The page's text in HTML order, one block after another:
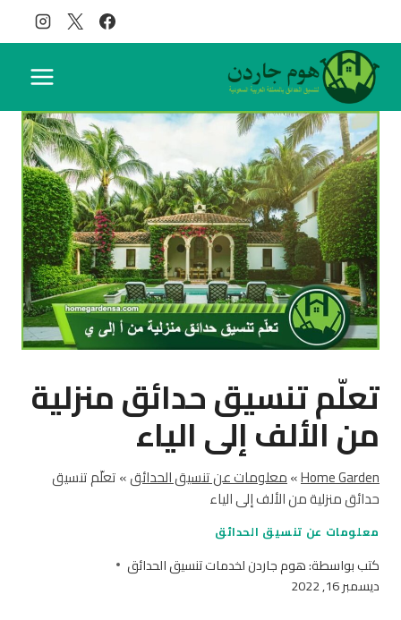
إلى
المحتوى
تعلّم تنسيق حدائق منزلية
من الألف إلى الياء
Home Garden
»معلومات عن تنسيق الحدائق»تعلّم تنسيق
حدائق منزلية من الألف إلى الياء
معلومات عن تنسيق الحدائق
كتب بواسطة:هوم جاردن لخدمات تنسيق الحدائق
ديسمبر 16, 2022